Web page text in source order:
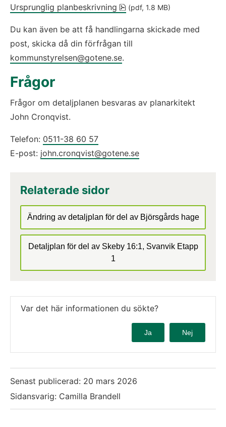
Ursprunglig planbeskrivning pdf, 1.8 MB.
(pdf, 1.8 MB)
Du kan även be att få handlingarna skickade med
kommunstyrelsen@gotene.se.
Frågor
Frågor om detaljplanen besvaras av planarkitekt
John Cronqvist.
Telefon: 0511-38 60 57
E-post: john.cronqvist@gotene.se
Relaterade sidor
Ändring av detaljplan för del av Björsgårds hage
Detaljplan för del av Skeby 16:1, Svanvik Etapp
1
Var det här informationen du sökte?
Ja Nej
Senast publicerad: 20 mars 2026
Sidansvarig: Camilla Brandell